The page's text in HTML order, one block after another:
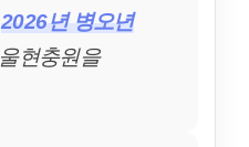
2026년 병오년
현충원을